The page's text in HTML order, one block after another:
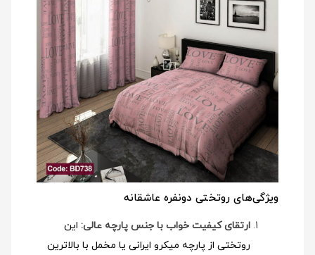
ویژگی‌های روتختی دونفره عاشقانه
ارتقای کیفیت خواب با جنس پارچه عالی: این
روتختی از پارچه میکرو ایرانی یا مخمل با بالاترین